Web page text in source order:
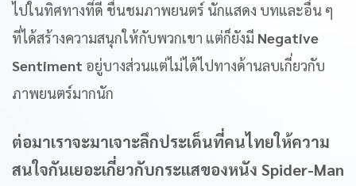
ไปในทิศทางที่ดี ชื่นชมภาพยนตร์ นักแสดง บทและอื่น ๆ
ที่ได้สร้างความสนุกให้กับพวกเขา แต่ก็ยังมี Negative
Sentiment อยู่บางส่วนแต่ไม่ได้ไปทางด้านลบเกี่ยวกับ
ภาพยนตร์มากนัก
ต่อมาเราจะมาเจาะลึกประเด็นที่คนไทยให้ความ
สนใจกันเยอะเกี่ยวกับกระแสของหนัง Spider-Man